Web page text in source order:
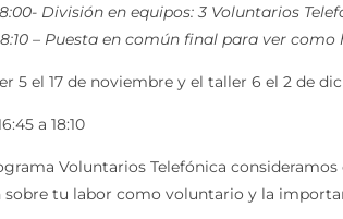
División en equipos: 3 Voluntarios
– Puesta en común final para ver como
5 el 17 de noviembre y el taller 6 el 2 de
a 18:10
Voluntarios Telefónica
tu labor como voluntario y la